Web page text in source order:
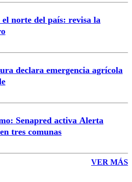
norte del país: revisa la
declara emergencia agrícola
Senapred activa Alerta
tres comunas
VER MÁS